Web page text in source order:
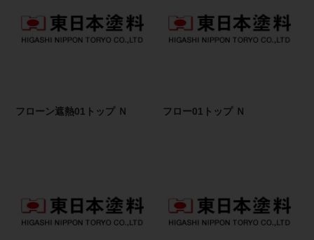
フローン遮熱01トップ Ｎ フロー01トップ Ｎ